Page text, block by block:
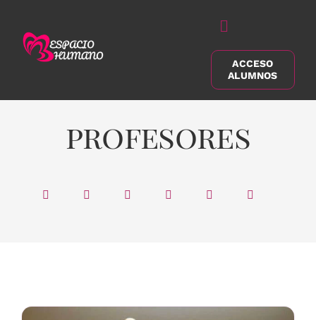
contenido
Alternar
navegación
Buscar:
ACCESO
ALUMNOS
profesores